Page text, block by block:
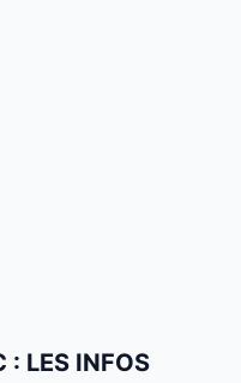
: LES INFOS